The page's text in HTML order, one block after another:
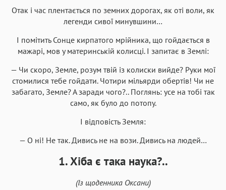
Отак і час плентається по земних дорогах, як оті воли, як
легенди сивої минувшини…
І помітить Сонце кирпатого мрійника, що гойдається в
мажарі, мов у материнській колисці. І запитає в Землі:
— Чи скоро, Земле, розум твій із колиски вийде? Руки мої
стомилися тебе гойдати. Чотири мільярди обертів! Чи не
забагато, Земле? А заради чого?.. Поглянь: усе на тобі так
само, як було до потопу.
І відповість Земля:
— О ні! Не так. Дивись не на вози. Дивись на людей…
1. Хіба є така наука?..
(Із щоденника Оксани)